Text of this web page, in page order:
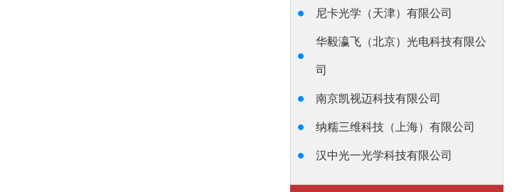
尼卡光学（天津）有限公司
华毅瀛飞（北京）光电科技有限公
司
南京凯视迈科技有限公司
纳糯三维科技（上海）有限公司
汉中光一光学科技有限公司